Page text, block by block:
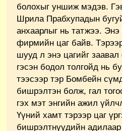
болохыг уншиж мэдэв.
Шрила Прабхупадын
анхаарлыг нь татжээ. Энэ
фирмийн цаг байв.
шууд л энэ цагийг
гэсэн бодол толгойд нь
тээсээр тэр Бомбейн
бишрэлтэн болж, гал
гэх мэт энгийн ажил
Үүний хамт тэрээр цаг
бишрэлтнүүдийн